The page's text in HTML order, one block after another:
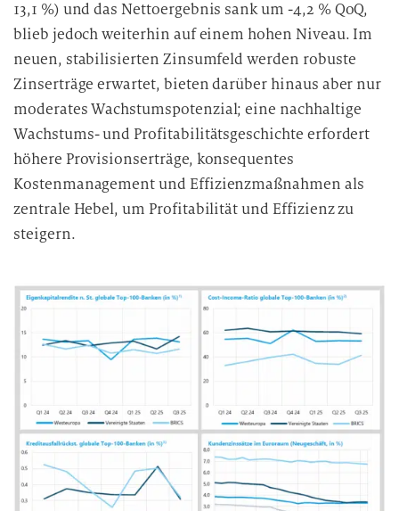
13,1 %) und das Nettoergebnis sank um -4,2 % QoQ,
blieb jedoch weiterhin auf einem hohen Niveau. Im
neuen, stabilisierten Zinsumfeld werden robuste
Zinserträge erwartet, bieten darüber hinaus aber nur
moderates Wachstumspotenzial; eine nachhaltige
Wachstums- und Profitabilitätsgeschichte erfordert
höhere Provisionserträge, konsequentes
Kostenmanagement und Effizienzmaßnahmen als
zentrale Hebel, um Profitabilität und Effizienz zu
steigern.